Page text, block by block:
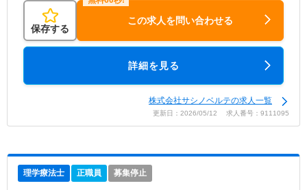
保存する
この求人を問い合わせる
詳細を見る
株式会社サシノベルテの求人一覧
更新日：2026/05/12 求人番号：9111095
理学療法士 正職員 募集停止